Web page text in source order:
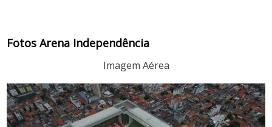
Fotos Arena Independência
Imagem Aérea